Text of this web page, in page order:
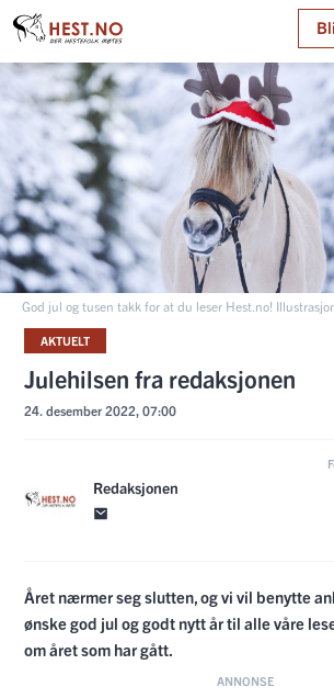
God jul og tusen takk for at du leser Hest.no!
AKTUELT
Julehilsen fra redaksjonen
24. desember 2022, 07:00
Redaksjonen
Året nærmer seg slutten, og vi vil benytte
ønske god jul og godt nytt år til alle våre
om året som har gått.